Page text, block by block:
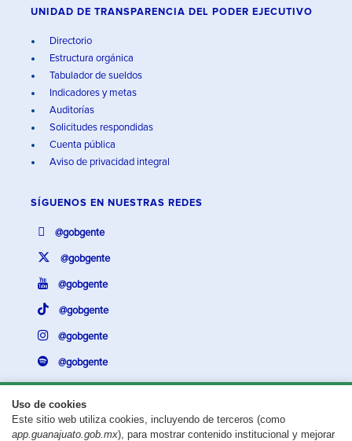
Uso de cookies
Este sitio web utiliza cookies, incluyendo de terceros (como
app.guanajuato.gob.mx), para mostrar contenido institucional y mejorar
UNIDAD DE TRANSPARENCIA DEL PODER EJECUTIVO
Directorio
Estructura orgánica
Tabulador de sueldos
Indicadores y metas
Auditorías
Solicitudes respondidas
Cuenta pública
Aviso de privacidad integral
SÍGUENOS EN NUESTRAS REDES
@gobgente
@gobgente
@gobgente
@gobgente
@gobgente
@gobgente
¿Existe algún problema con esta página?Repórtalo aquí.